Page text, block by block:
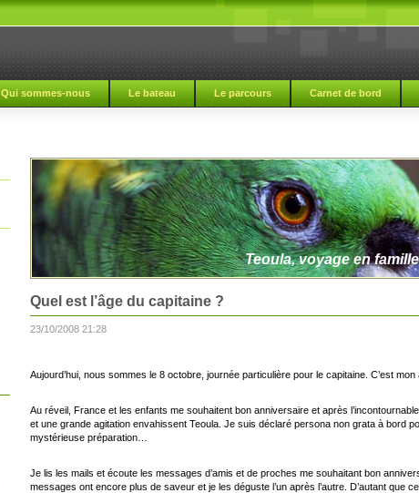
Qui sommes-nous Le bateau Le parcours Carnet de bord
Teoula, voyage en
Quel est l’âge du capitaine ?
23/10/2008 21:28
Aujourd’hui, nous sommes le 8 octobre, journée particulière pour le capitaine. C’est
Au réveil, France et les enfants me souhaitent bon anniversaire et après
et une grande agitation envahissent Teoula. Je suis déclaré persona non grata à bord
mystérieuse préparation…
Je lis les mails et écoute les messages d’amis et de proches me souhaitant bon
messages ont encore plus de saveur et je les déguste l’un après l’autre. D’autant que